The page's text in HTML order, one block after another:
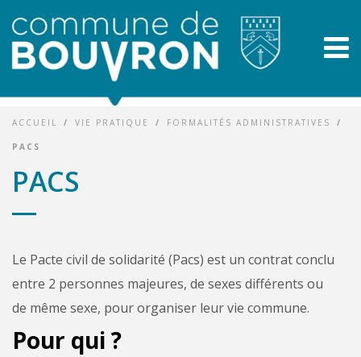
ACCUEIL / VIE PRATIQUE / FORMALITÉS ADMINISTRATIVES /
PACS
PACS
Le Pacte civil de solidarité (Pacs) est un contrat conclu
entre 2 personnes majeures, de sexes différents ou
de même sexe, pour organiser leur vie commune.
Pour qui ?